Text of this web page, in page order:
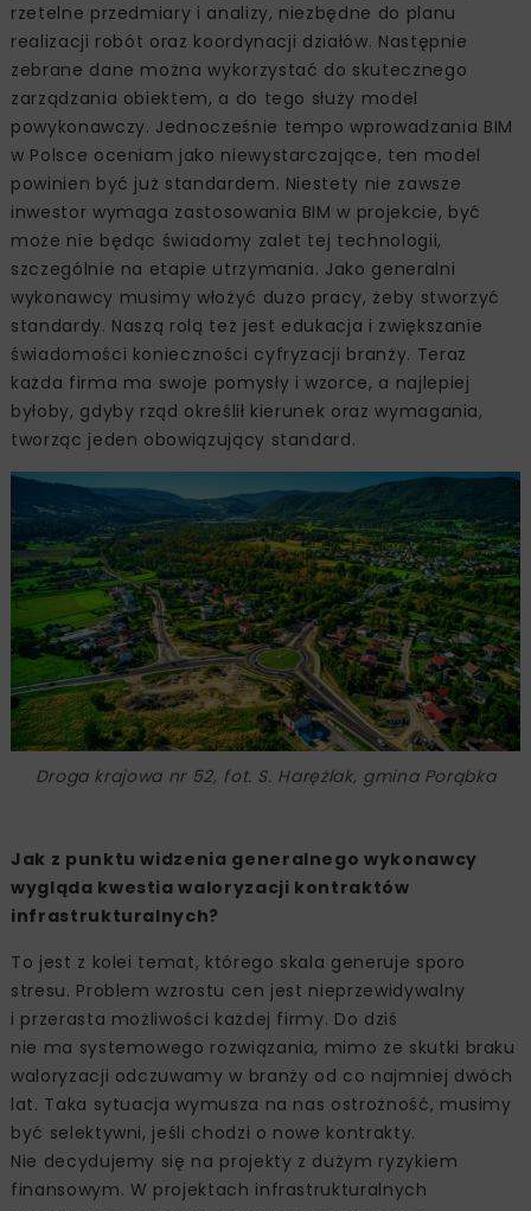
rzetelne przedmiary i analizy, niezbędne do planu
realizacji robót oraz koordynacji działów. Następnie
zebrane dane można wykorzystać do skutecznego
zarządzania obiektem, a do tego służy model
powykonawczy. Jednocześnie tempo wprowadzania BIM
w Polsce oceniam jako niewystarczające, ten model
powinien być już standardem. Niestety nie zawsze
inwestor wymaga zastosowania BIM w projekcie, być
może nie będąc świadomy zalet tej technologii,
szczególnie na etapie utrzymania. Jako generalni
wykonawcy musimy włożyć dużo pracy, żeby stworzyć
standardy. Naszą rolą też jest edukacja i zwiększanie
świadomości konieczności cyfryzacji branży. Teraz
każda firma ma swoje pomysły i wzorce, a najlepiej
byłoby, gdyby rząd określił kierunek oraz wymagania,
tworząc jeden obowiązujący standard.
Droga krajowa nr 52, fot. S. Harężlak, gmina Porąbka
Jak z punktu widzenia generalnego wykonawcy
wygląda kwestia waloryzacji kontraktów
infrastrukturalnych?
To jest z kolei temat, którego skala generuje sporo
stresu. Problem wzrostu cen jest nieprzewidywalny
i przerasta możliwości każdej firmy. Do dziś
nie ma systemowego rozwiązania, mimo że skutki braku
waloryzacji odczuwamy w branży od co najmniej dwóch
lat. Taka sytuacja wymusza na nas ostrożność, musimy
być selektywni, jeśli chodzi o nowe kontrakty.
Nie decydujemy się na projekty z dużym ryzykiem
finansowym. W projektach infrastrukturalnych